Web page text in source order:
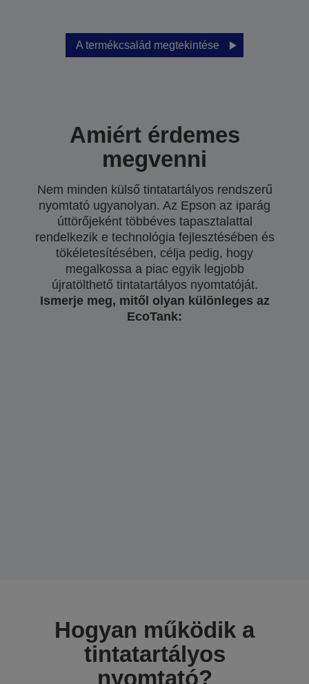
A termékcsalád megtekintése
Amiért érdemes
megvenni
Nem minden külső tintatartályos rendszerű
nyomtató ugyanolyan. Az Epson az iparág
úttörőjeként többéves tapasztalattal
rendelkezik e technológia fejlesztésében és
tökéletesítésében, célja pedig, hogy
megalkossa a piac egyik legjobb
újratölthető tintatartályos nyomtatóját.
Ismerje meg, mitől olyan különleges az
EcoTank:
Hogyan működik a
tintatartályos
nyomtató?